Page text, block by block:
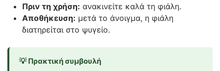
Πριν τη χρήση: ανακινείτε καλά τη φιάλη.
Αποθήκευση: μετά το άνοιγμα, η φιάλη
διατηρείται στο ψυγείο.
💡 Πρακτική συμβουλή